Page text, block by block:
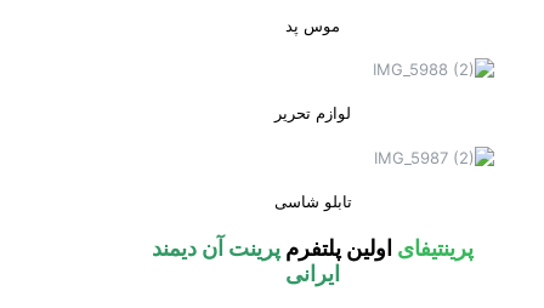
موس پد
لوازم تحریر
تابلو شاسی
پرینتیفای اولین پلتفرم پرینت آن دیمند
ایرانی